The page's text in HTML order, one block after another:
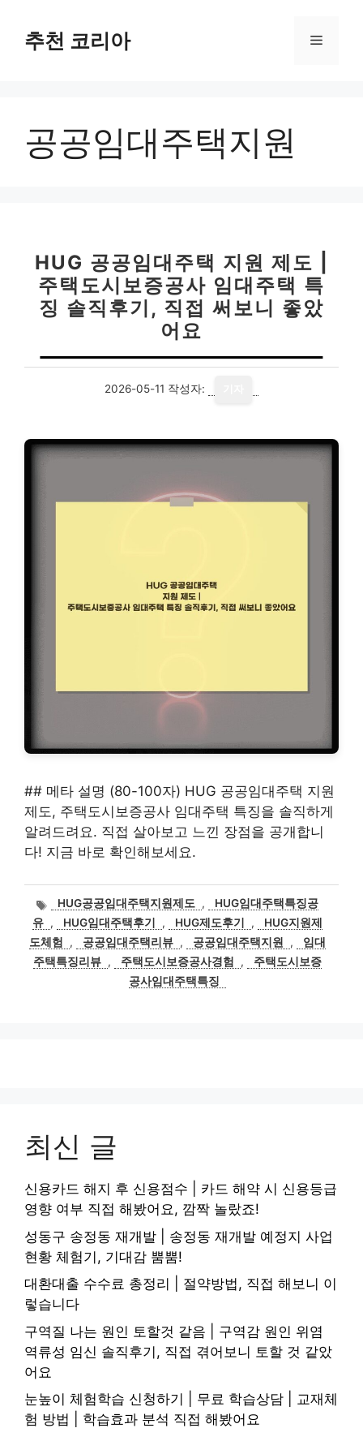
추천 코리아 메
공공임대주택지원
HUG 공공임대주택 지원 제도 |
주택도시보증공사 임대주택 특
징 솔직후기, 직접 써보니 좋았
어요
2026-05-11 작성자:
## 메타 설명 (80-100자) HUG 공공임대주택 지원
제도, 주택도시보증공사 임대주택 특징을 솔직하게
알려드려요. 직접 살아보고 느낀 장점을 공개합니
다! 지금 바로 확인해보세요.
태HUG공공임대주택지원제도 ,
HUG임대주택특징공
유 , HUG임대주택후기 , HUG제도후기 ,
HUG지원제
도체험
, 공공임대주택리뷰 , 공공임대주택지원 ,
임대
주택특징리뷰 , 주택도시보증공사경험 ,
주택도시보증
공사임대주택특징
최신 글
신용카드 해지 후 신용점수 | 카드 해약 시 신용등급
영향 여부 직접 해봤어요, 깜짝 놀랐죠!
성동구 송정동 재개발 | 송정동 재개발 예정지 사업
현황 체험기, 기대감 뿜뿜!
대환대출 수수료 총정리 | 절약방법, 직접 해보니 이
렇습니다
구역질 나는 원인 토할것 같음 | 구역감 원인 위염
역류성 임신 솔직후기, 직접 겪어보니 토할 것 같았
어요
눈높이 체험학습 신청하기 | 무료 학습상담 | 교재체
험 방법 | 학습효과 분석 직접 해봤어요